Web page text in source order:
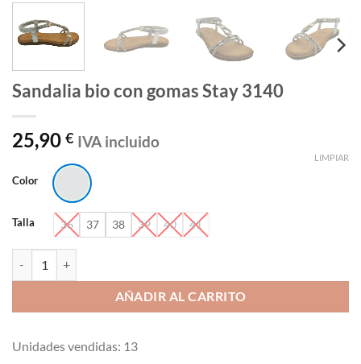
Sandalia bio con gomas Stay 3140
25,90 € IVA incluido
Color
Talla 36 37 38 39 40 41
LIMPIAR
AÑADIR AL CARRITO
Unidades vendidas: 13